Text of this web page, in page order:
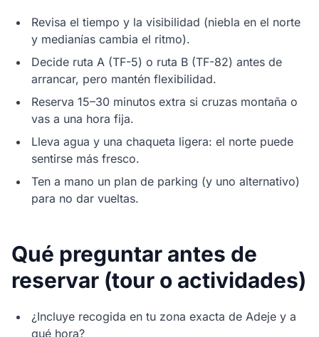
Revisa el tiempo y la visibilidad (niebla en el norte
y medianías cambia el ritmo).
Decide ruta A (TF-5) o ruta B (TF-82) antes de
arrancar, pero mantén flexibilidad.
Reserva 15–30 minutos extra si cruzas montaña o
vas a una hora fija.
Lleva agua y una chaqueta ligera: el norte puede
sentirse más fresco.
Ten a mano un plan de parking (y uno alternativo)
para no dar vueltas.
Qué preguntar antes de
reservar (tour o actividades)
¿Incluye recogida en tu zona exacta de Adeje y a
qué hora?